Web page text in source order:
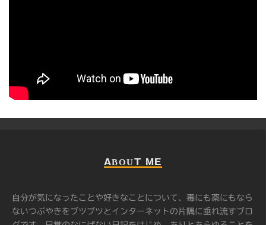
ABOUT ME
自分が気になったことや好きなことについて、毒にも薬にもなら
ないつぶやきをブツブツとインターネットの片隅に垂れ流すブロ